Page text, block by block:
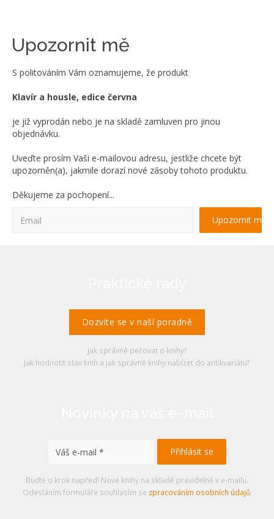
Upozornit mě
S politováním Vám oznamujeme, že produkt
Klavír a housle, edice června
je již vyprodán nebo je na skladě zamluven pro jinou
objednávku.
Uveďte prosím Vaši e-mailovou adresu, jestliže chcete být
upozorněn(a), jakmile dorazí nové zásoby tohoto produktu.
Děkujeme za pochopení...
Dozvíte se v naší poradně
Jak správně pečovat o knihy?
Jak hodnotit stav knih a jak správně knihy nabízet do antikvariátu?
Buďte o krok napřed! Nové knihy na skladě pravidelně v e-mailu.
Odesláním formuláře souhlasím se zpracováním osobních údajů.